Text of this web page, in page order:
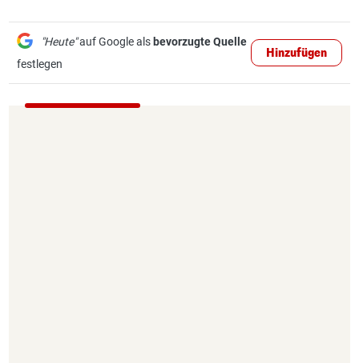
"Heute"auf Google als bevorzugte Quelle
festlegen
Hinzufügen